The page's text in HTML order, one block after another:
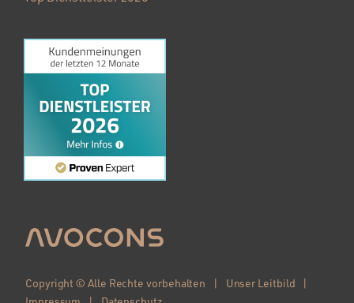
Copyright © Alle Rechte vorbehalten | Unser Leitbild |